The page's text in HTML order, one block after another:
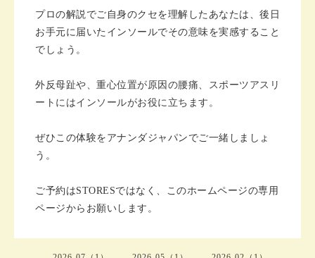
プロの解説でご自身のクセを理解したあなたは、後日
お手元に届いたインソールでその意味を実感すること
でしょう。
外反母趾や、重心位置が原因の腰痛、スポーツアスリ
ートにはインソールがお役に立ちます。
ぜひこの体験をアナンダジャパンでご一緒しましょ
う。
ご予約はSTORESではなく、このホームページの専用
ページからお願いします。